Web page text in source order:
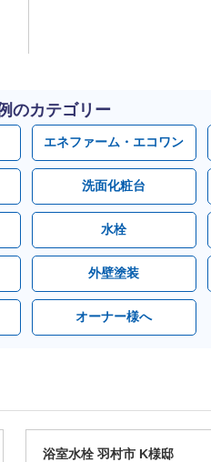
のカテゴリー
エネファーム・エコワン
洗面化粧台
水栓
外壁塗装
オーナー様へ
浴室水栓 羽村市 K様邸